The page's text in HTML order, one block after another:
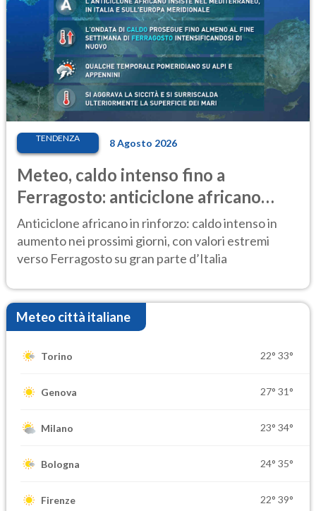
TENDENZA 8 Agosto 2026
Meteo, caldo intenso fino a
Ferragosto: anticiclone africano
ancora protagonista
Anticiclone africano in rinforzo: caldo intenso in
aumento nei prossimi giorni, con valori estremi
verso Ferragosto su gran parte d’Italia
Meteo città italiane
Torino 22° 33°
Genova 27° 31°
Milano 23° 34°
Bologna 24° 35°
Firenze 22° 39°